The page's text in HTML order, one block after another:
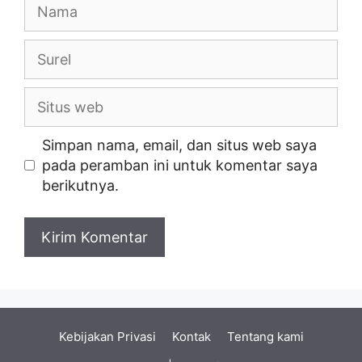
Surel
Situs
web
Simpan nama, email, dan situs web saya
pada peramban ini untuk komentar saya
berikutnya.
Kebijakan Privasi Kontak
Tentang kami